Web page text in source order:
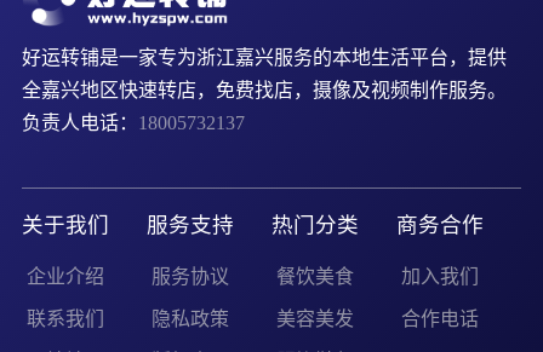
好运转铺是一家专为浙江嘉兴服务的本地生活平台，提供
全嘉兴地区快速转店，免费找店，摄像及视频制作服务。
负责人电话： 18005732137
关于我们
企业介绍
联系我们
服务支持
服务协议
隐私政策
热门分类
餐饮美食
美容美发
商务合作
加入我们
合作电话